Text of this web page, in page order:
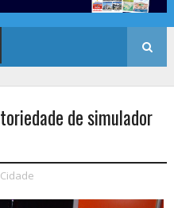
de simulador
Cidade